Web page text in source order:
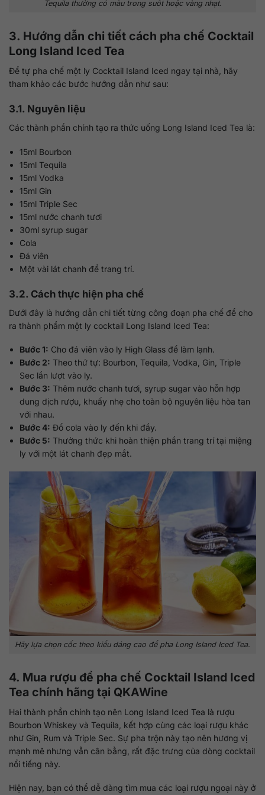
Tequila thường có màu trong suốt hoặc vàng nhạt.
3. Hướng dẫn chi tiết cách pha chế Cocktail
Long Island Iced Tea
Để tự pha chế một ly Cocktail Island Iced ngay tại nhà, hãy
tham khảo các bước hướng dẫn như sau:
3.1. Nguyên liệu
Các thành phần chính tạo ra thức uống Long Island Iced Tea là:
15ml Bourbon
15ml Tequila
15ml Vodka
15ml Gin
15ml Triple Sec
15ml nước chanh tươi
30ml syrup sugar
Cola
Đá viên
Một vài lát chanh để trang trí.
3.2. Cách thực hiện pha chế
Dưới đây là hướng dẫn chi tiết từng công đoạn pha chế để cho
ra thành phẩm một ly cocktail Long Island Iced Tea:
Bước 1: Cho đá viên vào ly High Glass để làm lạnh.
Bước 2: Theo thứ tự: Bourbon, Tequila, Vodka, Gin, Triple
Sec lần lượt vào ly.
Bước 3: Thêm nước chanh tươi, syrup sugar vào hỗn hợp
dung dịch rượu, khuấy nhẹ cho toàn bộ nguyên liệu hòa tan
với nhau.
Bước 4: Đổ cola vào ly đến khi đầy.
Bước 5: Thưởng thức khi hoàn thiện phần trang trí tại miệng
ly với một lát chanh đẹp mắt.
Hãy lựa chọn cốc theo kiểu dáng cao để pha Long Island Iced Tea.
4. Mua rượu để pha chế Cocktail Island Iced
Tea chính hãng tại QKAWine
Hai thành phần chính tạo nên Long Island Iced Tea là rượu
Bourbon Whiskey và Tequila, kết hợp cùng các loại rượu khác
như Gin, Rum và Triple Sec. Sự pha trộn này tạo nên hương vị
mạnh mẽ nhưng vẫn cân bằng, rất đặc trưng của dòng cocktail
nổi tiếng này.
Hiện nay, bạn có thể dễ dàng tìm mua các loại rượu ngoại này ở